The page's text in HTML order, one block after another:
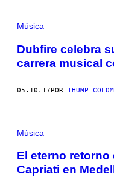
Música
Dubfire celebra
carrera musical
05.10.17POR THUMP
Música
El eterno
Capriati en